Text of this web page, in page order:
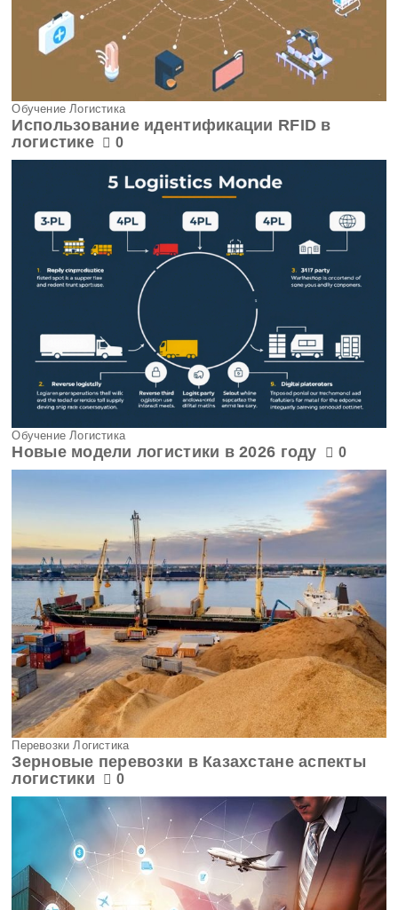
Обучение Логистика
Использование идентификации RFID в
логистике
0
Обучение Логистика
Новые модели логистики в 2026 году 0
Перевозки Логистика
Зерновые перевозки в Казахстане аспекты
логистики
0